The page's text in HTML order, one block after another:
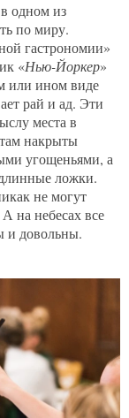
одном из
по миру.
гастрономии»
«Нью-Йоркер»
или ином виде
рай и ад. Эти
места в
накрыты
угощеньями, а
ложки.
не могут
на небесах все
и довольны.